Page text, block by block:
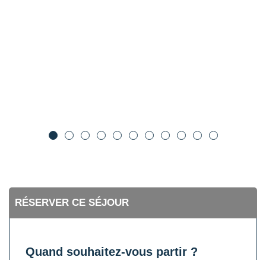
RÉSERVER CE SÉJOUR
Quand souhaitez-vous partir ?